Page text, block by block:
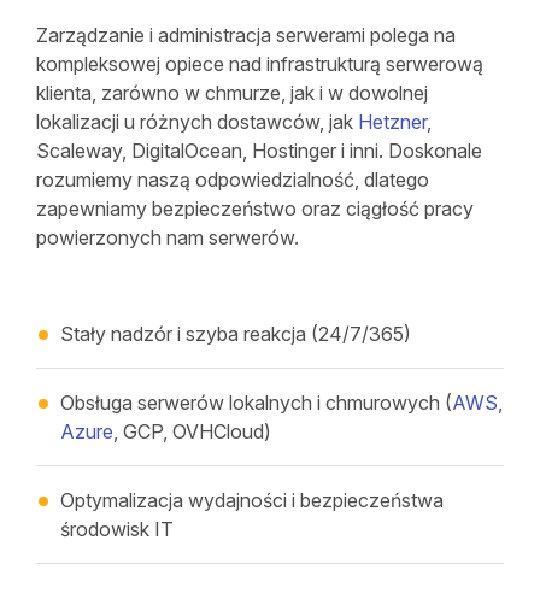
Zarządzanie i administracja serwerami polega na
kompleksowej opiece nad infrastrukturą serwerową
klienta, zarówno w chmurze, jak i w dowolnej
lokalizacji u różnych dostawców, jak Hetzner,
Scaleway, DigitalOcean, Hostinger i inni. Doskonale
rozumiemy naszą odpowiedzialność, dlatego
zapewniamy bezpieczeństwo oraz ciągłość pracy
powierzonych nam serwerów.
Stały nadzór i szyba reakcja (24/7/365)
Obsługa serwerów lokalnych i chmurowych (AWS,
Azure, GCP, OVHCloud)
Optymalizacja wydajności i bezpieczeństwa
środowisk IT